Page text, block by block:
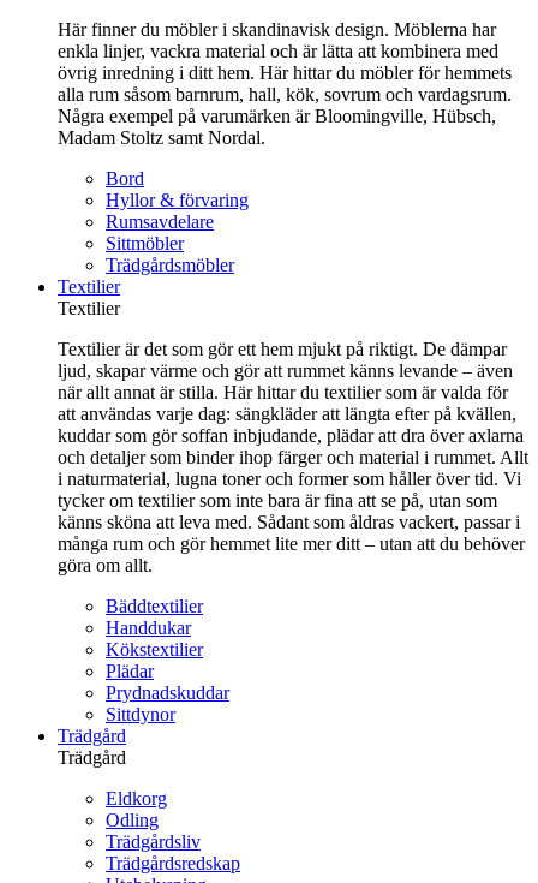
Här finner du möbler i skandinavisk design. Möblerna har
enkla linjer, vackra material och är lätta att kombinera med
övrig inredning i ditt hem. Här hittar du möbler för hemmets
alla rum såsom barnrum, hall, kök, sovrum och vardagsrum.
Några exempel på varumärken är Bloomingville, Hübsch,
Madam Stoltz samt Nordal.
Bord
Hyllor & förvaring
Rumsavdelare
Sittmöbler
Trädgårdsmöbler
Textilier
Textilier
Textilier är det som gör ett hem mjukt på riktigt. De dämpar
ljud, skapar värme och gör att rummet känns levande – även
när allt annat är stilla. Här hittar du textilier som är valda för
att användas varje dag: sängkläder att längta efter på kvällen,
kuddar som gör soffan inbjudande, plädar att dra över axlarna
och detaljer som binder ihop färger och material i rummet. Allt
i naturmaterial, lugna toner och former som håller över tid. Vi
tycker om textilier som inte bara är fina att se på, utan som
känns sköna att leva med. Sådant som åldras vackert, passar i
många rum och gör hemmet lite mer ditt – utan att du behöver
göra om allt.
Bäddtextilier
Handdukar
Kökstextilier
Plädar
Prydnadskuddar
Sittdynor
Trädgård
Trädgård
Eldkorg
Odling
Trädgårdsliv
Trädgårdsredskap